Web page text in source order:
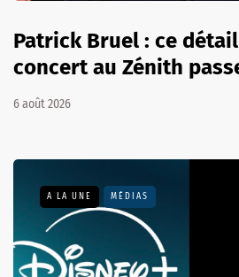
Patrick Bruel : ce
concert au Zénith
6 août 2026
A LA UNE MÉDIAS